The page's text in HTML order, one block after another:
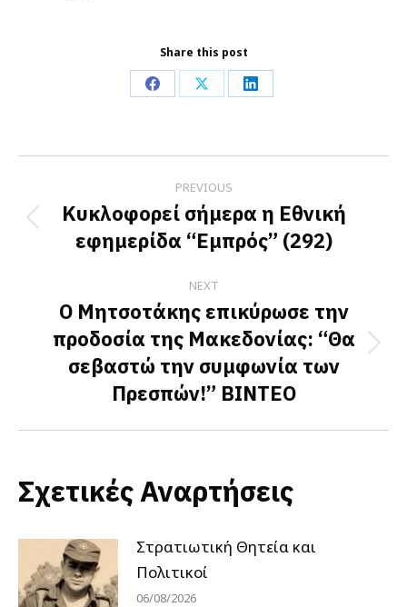
Share this post
Share
Facebook
Share
X
Share
LinkedIn
navigation
PREVIOUS
Previous
post:
Κυκλοφορεί σήμερα η Εθνική
εφημερίδα “Εμπρός” (292)
NEXT
Next
post:
Ο Μητσοτάκης επικύρωσε την
προδοσία της Μακεδονίας: “Θα
σεβαστώ την συμφωνία των
Πρεσπών!” ΒΙΝΤΕΟ
Σχετικές Αναρτήσεις
Στρατιωτική Θητεία και
Πολιτικοί
06/08/2026